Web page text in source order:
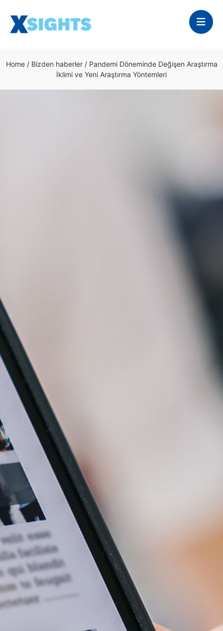
Home/ Bizden haberler/ Pandemi Döneminde Değişen Araştırma
İklimi ve Yeni Araştırma Yöntemleri